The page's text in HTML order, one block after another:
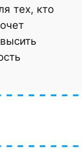
тех, кто